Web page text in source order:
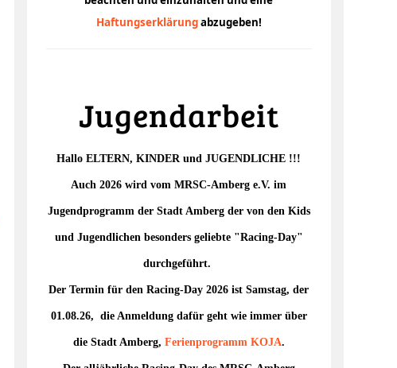
Trainingswochenende
Haftungserklärungabzugeben!
Jugendarbeit
Hallo ELTERN, KINDER und JUGENDLICHE !!!
Auch 2026 wird vom MRSC-Amberg e.V. im
Jugendprogramm der Stadt Amberg der von den Kids
und Jugendlichen besonders geliebte "Racing-Day"
durchgeführt.
Der Termin für den Racing-Day 2026 ist Samstag, der
01.08.26, die Anmeldung dafür geht wie immer über
die Stadt Amberg, Ferienprogramm KOJA.